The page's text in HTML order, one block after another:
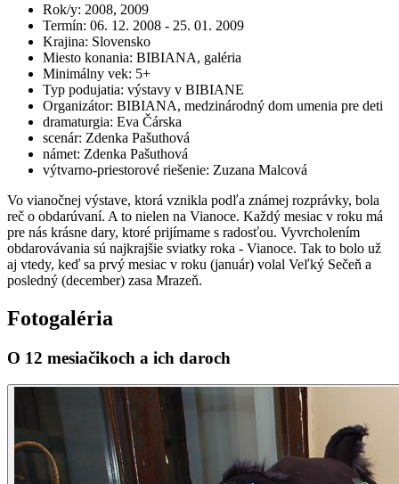
Rok/y: 2008, 2009
Termín: 06. 12. 2008 - 25. 01. 2009
Krajina: Slovensko
Miesto konania: BIBIANA, galéria
Minimálny vek: 5+
Typ podujatia: výstavy v BIBIANE
Organizátor: BIBIANA, medzinárodný dom umenia pre deti
dramaturgia: Eva Čárska
scenár: Zdenka Pašuthová
námet: Zdenka Pašuthová
výtvarno-priestorové riešenie: Zuzana Malcová
Vo vianočnej výstave, ktorá vznikla podľa známej rozprávky, bola
reč o obdarúvaní. A to nielen na Vianoce. Každý mesiac v roku má
pre nás krásne dary, ktoré prijímame s radosťou. Vyvrcholením
obdarovávania sú najkrajšie sviatky roka - Vianoce. Tak to bolo už
aj vtedy, keď sa prvý mesiac v roku (január) volal Veľký Sečeň a
posledný (december) zasa Mrazeň.
Fotogaléria
O 12 mesiačikoch a ich daroch